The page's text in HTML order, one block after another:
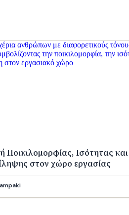
Ποικιλομορφίας, Ισότητας και
στον χώρο εργασίας